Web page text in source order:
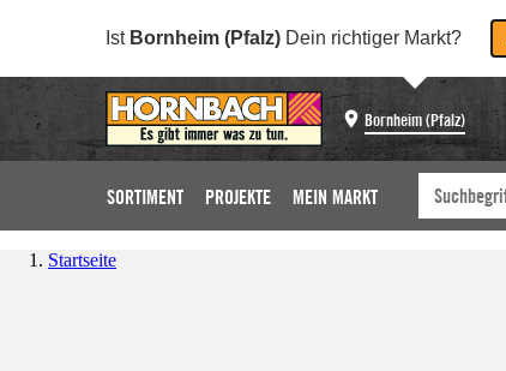
Ist Bornheim (Pfalz) Dein richtiger Markt?
Bornheim (Pfalz)
SORTIMENT PROJEKTE MEIN MARKT
Startseite